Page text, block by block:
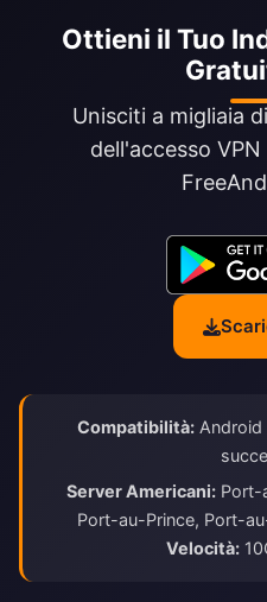
Ottieni il Tuo
Unisciti a migliaia
dell'accesso
Compatibilità: Android
Server Americani:Port-
Port-au-Prince, Port-
Velocità: